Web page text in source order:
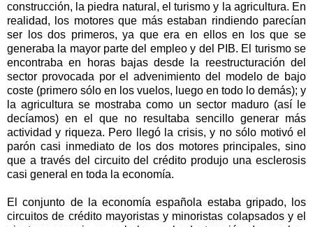
construcción, la piedra natural, el turismo y la agricultura. En
realidad, los motores que más estaban rindiendo parecían
ser los dos primeros, ya que era en ellos en los que se
generaba la mayor parte del empleo y del PIB. El turismo se
encontraba en horas bajas desde la reestructuración del
sector provocada por el advenimiento del modelo de bajo
coste (primero sólo en los vuelos, luego en todo lo demás); y
la agricultura se mostraba como un sector maduro (así le
decíamos) en el que no resultaba sencillo generar más
actividad y riqueza. Pero llegó la crisis, y no sólo motivó el
parón casi inmediato de los dos motores principales, sino
que a través del circuito del crédito produjo una esclerosis
casi general en toda la economía.
El conjunto de la economía española estaba gripado, los
circuitos de crédito mayoristas y minoristas colapsados y el